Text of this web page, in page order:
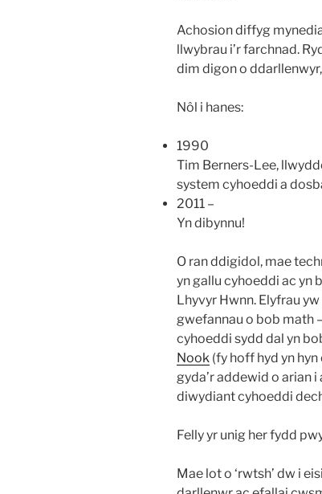
Achosion diffyg
llwybrau i’r farchnad.
dim digon o
Nôl i hanes:
1990
Tim Berners-Lee,
system cyhoeddi a
2011 –
Yn dibynnu!
O ran ddigidol, mae
yn gallu cyhoeddi ac yn
Lhyvyr Hwnn. Elyfrau
gwefannau o bob math
cyhoeddi sydd dal yn
Nook (fy hoff hyd yn
gyda’r addewid o arian
diwydiant cyhoeddi
Felly yr unig her fydd
Mae lot o ‘rwtsh’ dw i